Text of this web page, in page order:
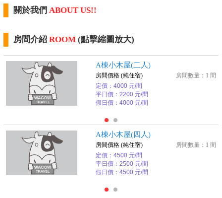
關於我們 ABOUT US!!
房間介紹 ROOM (點擊縮圖放大)
A棟小木屋(二人)
房間數量：1 間
房間價格 (純住宿)
定價：4000 元/間
平日價：2200 元/間
假日價：4000 元/間
A棟小木屋(四人)
房間數量：1 間
房間價格 (純住宿)
定價：4500 元/間
平日價：2500 元/間
假日價：4500 元/間